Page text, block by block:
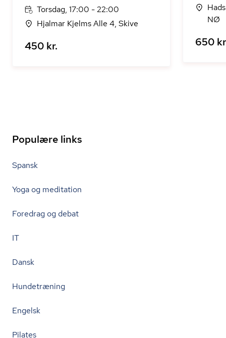
Torsdag, 17:00 - 22:00
Hjalmar Kjelms Alle 4, Skive
450 kr.
NØ
650
Populære links
Spansk
Yoga og meditation
Foredrag og debat
IT
Dansk
Hundetræning
Engelsk
Pilates